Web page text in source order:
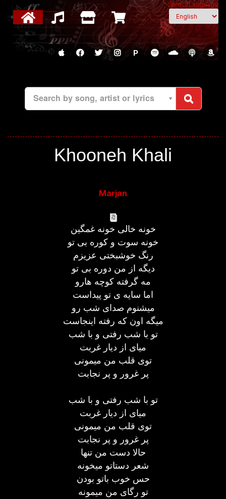
Select Language
P
Search by song, artist or lyrics
Khooneh Khali
Marjan
خونه خالی خونه غمگین
خونه سوت و کوره بی تو
رنگ خوشبختی عزیزم
دیگه از من دوره بی تو
مه گرفته کوچه هارو
اما سایه ی تو پیداست
میشنوم صدای شب رو
میگه اون که رفته اینجاست
تو با شب رفتی و با شب
میای از دیار غربت
توی قلب من میمونی
پر غرور و پر نجابت
تو با شب رفتی و با شب
میای از دیار غربت
توی قلب من میمونی
پر غرور و پر نجابت
حالا دست من تنها
شعر دستاتو میخونه
حس خوب باتو بودن
تو رگای من میمونه